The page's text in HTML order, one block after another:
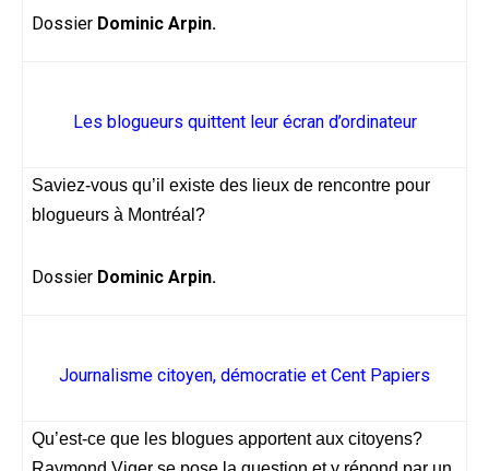
Dossier Dominic Arpin.
Les blogueurs quittent leur écran d’ordinateur
Saviez-vous qu’il existe des lieux de rencontre pour
blogueurs à Montréal?
Dossier Dominic Arpin.
Journalisme citoyen, démocratie et Cent Papiers
Qu’est-ce que les blogues apportent aux citoyens?